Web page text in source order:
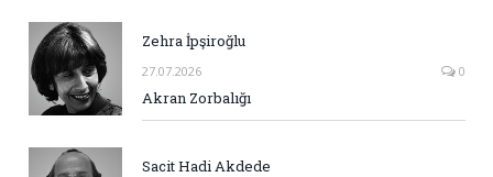
Zehra İpşiroğlu
27.07.2026 0
Akran Zorbalığı
Sacit Hadi Akdede